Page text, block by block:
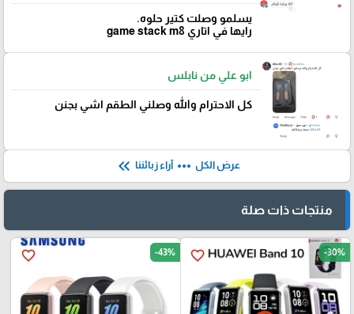
يسلمو وصلت كتير حلوه.
رايها في اتاري game stack m8
ابو علي من نابلس
كل الاحترام والله وصلني الطقم اشي بجنن
عرض الكل more_horiz آراء زبائننا keyboard_double_arrow_left
منتجات ذات صلة
favorite_border -30%
favorite_border -43%